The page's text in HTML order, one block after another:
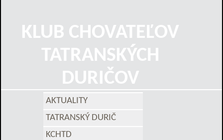
KLUB CHOVATEĽOV
TATRANSKÝCH
DURIČOV
AKTUALITY
TATRANSKÝ DURIČ
KCHTD